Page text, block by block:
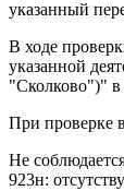
указанный
В ходе
указанной
"Сколково")" в
При проверке
Не
923н: